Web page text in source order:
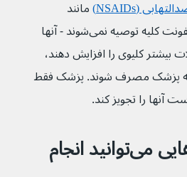
مانند
معمولاً برای عفونت کلیه توصیه نمی‌شوند - آنها
کلیوی را افزایش دهند،
پزشک مصرف شوند. پزشک فقط
را تجویز کند.
خودتان چه کارهایی می‌توانید انجام